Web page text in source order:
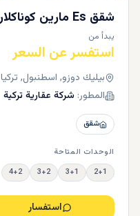
شقق Es مارين كوناكلاري
يبدأ من
استفسر عن السعر
بيليك دوزو, اسطنبول, تركيا
المطور: شركة عقارية تركية
شقق
الوحدات المتاحة
2+1
3+1
3+2
4+2
استفسار